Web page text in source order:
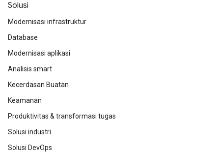
Solusi
Modernisasi infrastruktur
Database
Modernisasi aplikasi
Analisis smart
Kecerdasan Buatan
Keamanan
Produktivitas & transformasi tugas
Solusi industri
Solusi DevOps